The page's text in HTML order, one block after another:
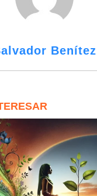
Benítez